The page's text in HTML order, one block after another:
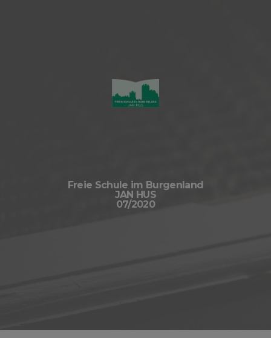
Freie Schule im Burgenland
JAN HUS
07/2020